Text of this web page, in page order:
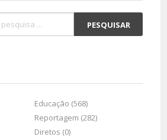
Educação (568)
Reportagem (282)
Diretos (0)